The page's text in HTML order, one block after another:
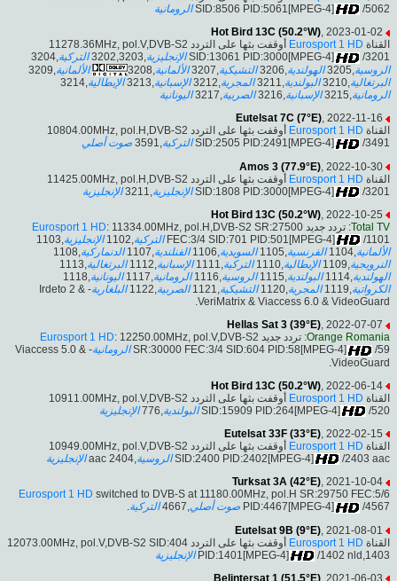
SID:8506 PID:5061[MPEG-4]
/5062
الرومانية
Hot Bird 13C (50.2°W), 2023-01-02
القناة Eurosport 1 HD
أوقفت بثها على التردد 11278.36MHz, pol.V,DVB-S2
SID:13061 PID:3000[MPEG-4]
/3201 الإنجليزية,3202,3203 التركية,3204
الروسية
الهولندية التشيكية الألمانية الألمانية
البرتغالية,3210 البولندية,3211 المجرية,3212 الإسبانية,3213 الإيطالية,3214
الرومانية,3215 الإسبانية,3216 الصربية,3217
اليونانية
Eutelsat 7C (7°E), 2022-11-16
القناة Eurosport 1 HD
أوقفت بثها على التردد 10804.00MHz, pol.H,DVB-S2
SID:2505 PID:2491[MPEG-4]
/3491 التركية,3591
صوت أصلي
Amos 3 (77.9°E) , 2022-10-30
القناة Eurosport 1 HD
أوقفت بثها على التردد 11425.00MHz, pol.H,DVB-S2
SID:1808 PID:3000[MPEG-4]
/3201 الإنجليزية
الإنجليزية
Hot Bird 13C (50.2°W), 2022-10-25
Total TV: تردد جديد Eurosport 1 HD: 11334.00MHz, pol.H,DVB-S2 SR:27500
FEC:3/4 SID:701 PID:501[MPEG-4]
/1101 التركية,1102 الإنجليزية,1103
الألمانية,1104 الفرنسية,1105 السويدية,1106 الفنلندية,1107 الدنماركية,1108
النرويجية,1109 الإيطالية,1110 التركية,1111 الإسبانية,1112 البرتغالية,1113
الهولندية,1114 البولندية,1115 الروسية,1116 الرومانية,1117 اليونانية,1118
الكرواتية,1119 المجرية,1120 التشيكية,1121 الصربية,1122 البلغارية - Irdeto 2 &
VeriMatrix & Viaccess 6.0 & VideoGuard.
Hellas Sat 3 (39°E), 2022-07-07
Orange Romania: تردد جديد Eurosport 1 HD: 12250.00MHz, pol.V,DVB-S2
SR:30000 FEC:3/4 SID:604 PID:58[MPEG-4]
/59 الرومانية - Viaccess 5.0 &
VideoGuard.
Hot Bird 13C (50.2°W) , 2022-06-14
القناة Eurosport 1 HD
أوقفت بثها على التردد 10911.00MHz, pol.V,DVB-S2
SID:15909 PID:264[MPEG-4]
/520 البولندية
الإنجليزية
Eutelsat 33F (33°E), 2022-02-15
القناة Eurosport 1 HD
أوقفت بثها على التردد 10949.00MHz, pol.V,DVB-S2
SID:2400 PID:2402[MPEG-4]
/2403 aac الروسية,2404 aac
الإنجليزية
Turksat 3A (42°E), 2021-10-04
Eurosport 1 HD switched to DVB-S at 11180.00MHz, pol.H SR:29750 FEC:5/6
PID:4467[MPEG-4]
/4567 صوت أصلي,4667 التركية.
Eutelsat 9B (9°E) , 2021-08-01
القناة Eurosport 1 HD
أوقفت بثها على التردد 12073.00MHz, pol.V,DVB-S2 SID:404
PID:1401[MPEG-4]
/1402 nld,1403
الإنجليزية
Belintersat 1 (51.5°E), 2021-06-03